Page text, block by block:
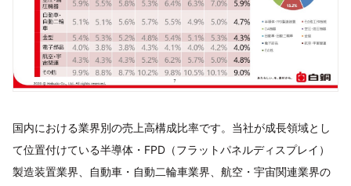
国内における業界別の売上高構成比率です。当社が成長領域とし
て位置付けている半導体・FPD（フラットパネルディスプレイ）
製造装置業界、自動車・自動二輪車業界、航空・宇宙関連業界の